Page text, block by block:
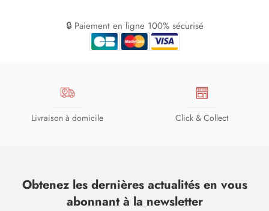
🔒 Paiement en ligne 100% sécurisé
Livraison à domicile Click & Collect
Obtenez les dernières actualités en vous
abonnant à la newsletter